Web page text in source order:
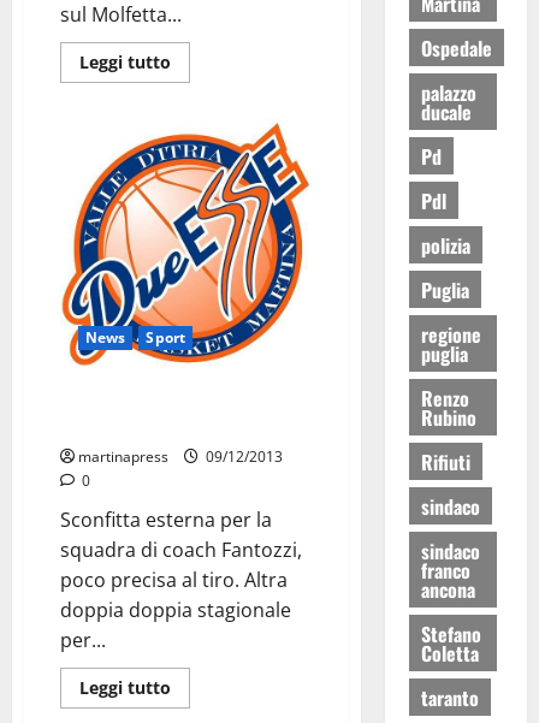
sul Molfetta...
Leggi tutto
News Sport
martinapress
09/12/2013
0
Sconfitta esterna per la
squadra di coach Fantozzi,
poco precisa al tiro. Altra
doppia doppia stagionale
per...
Leggi tutto
Ospedale
palazzo
ducale
Pd
Pdl
polizia
Puglia
regione
puglia
Renzo
Rubino
Rifiuti
sindaco
sindaco
franco
ancona
Stefano
Coletta
taranto